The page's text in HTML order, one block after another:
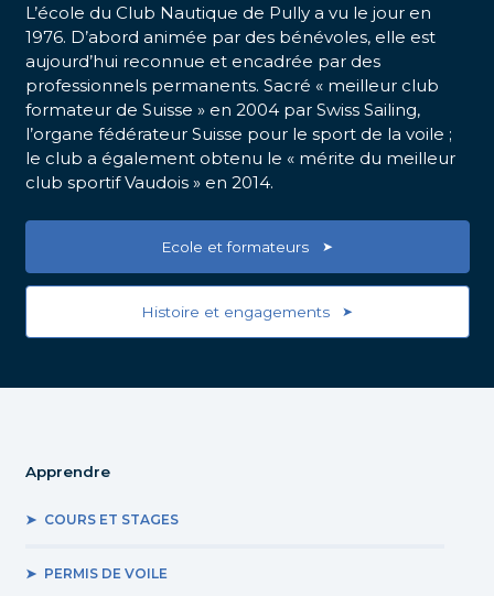
L’école du Club Nautique de Pully a vu le jour en
1976. D’abord animée par des bénévoles, elle est
aujourd’hui reconnue et encadrée par des
professionnels permanents. Sacré « meilleur club
formateur de Suisse » en 2004 par Swiss Sailing,
l’organe fédérateur Suisse pour le sport de la voile ;
le club a également obtenu le « mérite du meilleur
club sportif Vaudois » en 2014.
Ecole et formateurs
Histoire et engagements
Apprendre
COURS ET STAGES
PERMIS DE VOILE